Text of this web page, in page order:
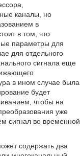
каналы, но
в
в том, что
параметры для
для отдельного
сигнала еще
в ином случае была
будет
чтобы на
уже
сигнал во временной
содержать два